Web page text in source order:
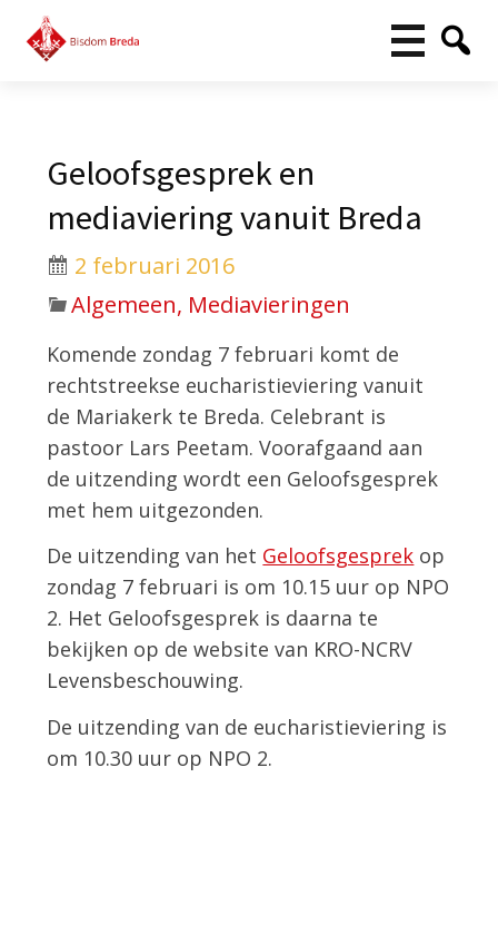
Geloofsgesprek en
mediaviering vanuit Breda
2 februari 2016
Algemeen, Mediavieringen
Komende zondag 7 februari komt de
rechtstreekse eucharistieviering vanuit
de Mariakerk te Breda. Celebrant is
pastoor Lars Peetam. Voorafgaand aan
de uitzending wordt een Geloofsgesprek
met hem uitgezonden.
De uitzending van het Geloofsgesprek op
zondag 7 februari is om 10.15 uur op NPO
2. Het Geloofsgesprek is daarna te
bekijken op de website van KRO-NCRV
Levensbeschouwing.
De uitzending van de eucharistieviering is
om 10.30 uur op NPO 2.